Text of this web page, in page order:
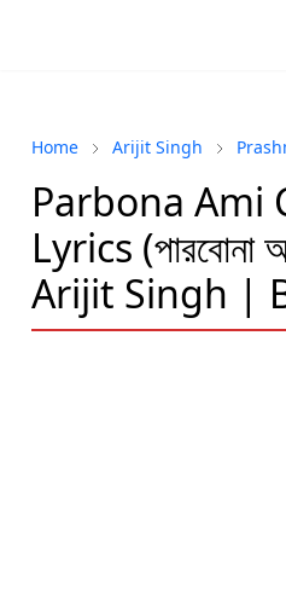
Home Arijit Singh
Parbona Ami
Lyrics (পারবোনা
Arijit Singh |